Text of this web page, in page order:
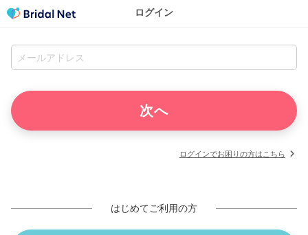
ログイン
ログインでお困りの方はこちら
はじめてご利用の方